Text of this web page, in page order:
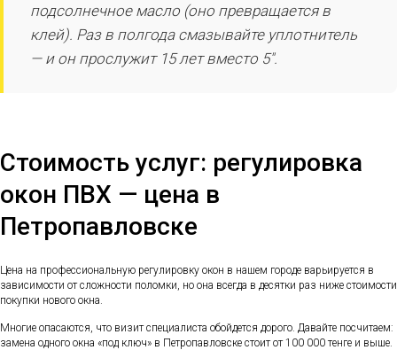
подсолнечное масло (оно превращается в
клей). Раз в полгода смазывайте уплотнитель
— и он прослужит 15 лет вместо 5".
Стоимость услуг: регулировка
окон ПВХ — цена в
Петропавловске
Цена на профессиональную регулировку окон в нашем городе варьируется в
зависимости от сложности поломки, но она всегда в десятки раз ниже стоимости
покупки нового окна.
Многие опасаются, что визит специалиста обойдется дорого. Давайте посчитаем:
замена одного окна «под ключ» в Петропавловске стоит от 100 000 тенге и выше.